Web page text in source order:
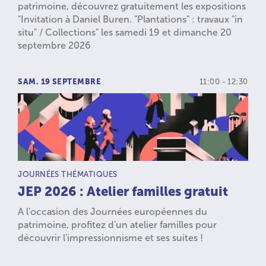
patrimoine, découvrez gratuitement les expositions
"Invitation à Daniel Buren. "Plantations" : travaux "in
situ" / Collections" les samedi 19 et dimanche 20
septembre 2026
SAM. 19 SEPTEMBRE 11:00 - 12:30
TYPE D’ACTIVITÉ :
JOURNÉES THÉMATIQUES
JEP 2026 : Atelier familles gratuit
A l'occasion des Journées européennes du
patrimoine, profitez d'un atelier familles pour
découvrir l'impressionnisme et ses suites !